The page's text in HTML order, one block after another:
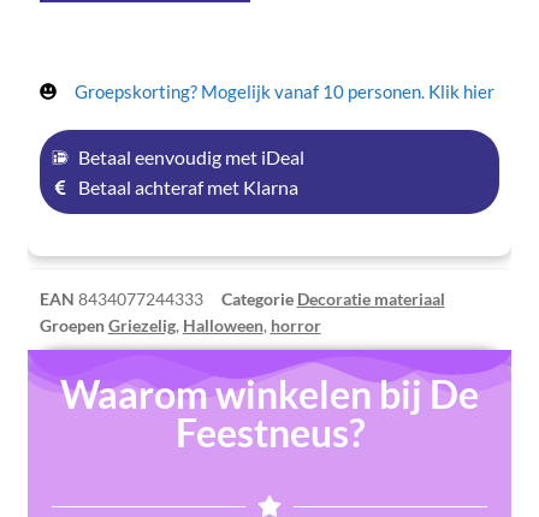
Groepskorting? Mogelijk vanaf 10 personen. Klik hier
Betaal eenvoudig met iDeal
Betaal achteraf met Klarna
EAN 8434077244333 Categorie Decoratie materiaal
GroepenGriezelig, Halloween, horror
Waarom winkelen bij De
Feestneus?